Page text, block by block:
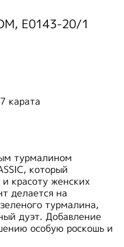
E0143-20/1
карата
турмалином
который
и красоту женских
делается на
турмалина,
дуэт. Добавление
особую роскошь и